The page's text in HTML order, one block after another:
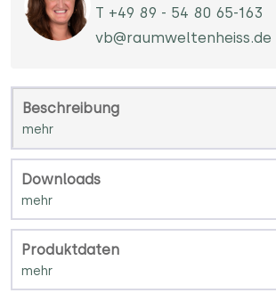
T +49 89 - 54 80 65-163
vb@raumweltenheiss.de
Beschreibung
Downloads
Produktdaten